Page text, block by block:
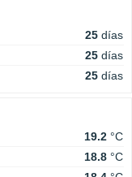
25 días
25 días
25 días
19.2 °C
18.8 °C